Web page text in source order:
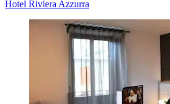
Hotel Riviera Azzurra